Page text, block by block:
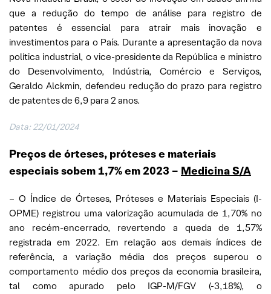
que a redução do tempo de análise para registro de
patentes é essencial para atrair mais inovação e
investimentos para o País. Durante a apresentação da nova
política industrial, o vice-presidente da República e ministro
do Desenvolvimento, Indústria, Comércio e Serviços,
Geraldo Alckmin, defendeu redução do prazo para registro
de patentes de 6,9 para 2 anos.
Data: 22/01/2024
Preços de órteses, próteses e materiais
especiais sobem 1,7% em 2023 – Medicina S/A
– O Índice de Órteses, Próteses e Materiais Especiais (I-
OPME) registrou uma valorização acumulada de 1,70% no
ano recém-encerrado, revertendo a queda de 1,57%
registrada em 2022. Em relação aos demais índices de
referência, a variação média dos preços superou o
comportamento médio dos preços da economia brasileira,
tal como apurado pelo IGP-M/FGV (-3,18%), o